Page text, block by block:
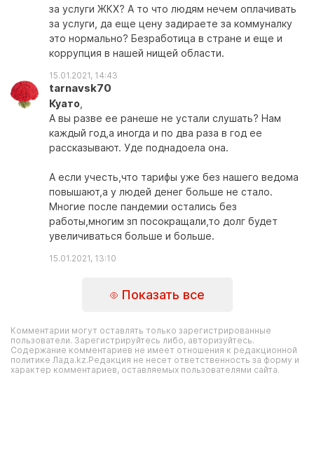
за услуги ЖКХ? А то что людям нечем оплачивать
за услуги, да еще цену задираете за коммуналку
это нормально? Безработица в стране и еще и
коррупция в нашей нищей области.
15.01.2021, 14:43
tarnavsk70
Куато
А вы разве ее ранеше не устали слушать? Нам
каждый год,а иногда и по два раза в год ее
рассказывают. Уде поднадоела она.
А если учесть,что тарифы уже без нашего ведома
повышают,а у людей денег больше не стало.
Многие после пандемии остались без
работы,многим зп посокращали,то долг будет
увеличиваться больше и больше.
15.01.2021, 13:10
Показать все
Комментарии могут оставлять только зарегистрированные
пользователи. Зарегистрируйтесь либо, авторизуйтесь.
Содержание комментариев не имеет отношения к редакционной
политике Лада.kz.Редакция не несет ответственность за форму и
характер комментариев, оставляемых пользователями сайта.